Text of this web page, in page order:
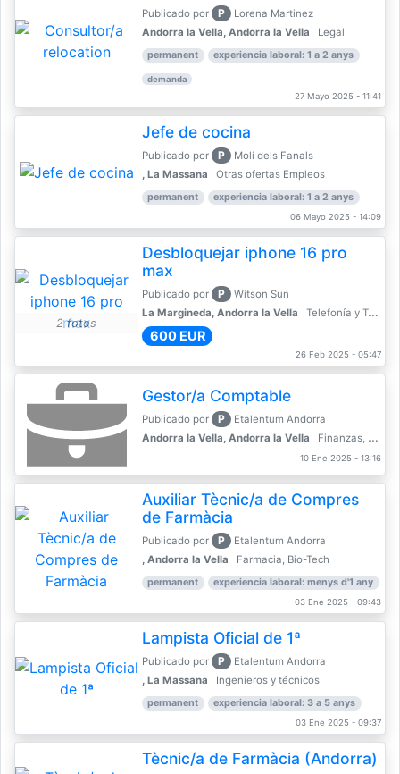
Publicado por P
Lorena Martinez
Andorra la Vella, Andorra la Vella
Legal
permanent experiencia laboral: 1 a 2 anys
demanda
27 Mayo 2025 - 11:41
Jefe de cocina
Publicado por P
Molí dels Fanals
, La Massana
Otras ofertas Empleos
permanent experiencia laboral: 1 a 2 anys
06 Mayo 2025 - 14:09
2 fotos
Desbloquejar iphone 16 pro
max
Publicado por P
Witson Sun
La Margineda, Andorra la Vella
Telefonía y Telecomunicaciones
600 EUR
26 Feb 2025 - 05:47
Gestor/a Comptable
Publicado por P
Etalentum Andorra
Andorra la Vella, Andorra la Vella
Finanzas, Contabilidad, Banca
10 Ene 2025 - 13:16
Auxiliar Tècnic/a de Compres
de Farmàcia
Publicado por P
Etalentum Andorra
, Andorra la Vella
Farmacia, Bio-Tech
permanent experiencia laboral: menys d'1 any
03 Ene 2025 - 09:43
Lampista Oficial de 1ª
Publicado por P
Etalentum Andorra
, La Massana
Ingenieros y técnicos
permanent experiencia laboral: 3 a 5 anys
03 Ene 2025 - 09:37
Tècnic/a de Farmàcia (Andorra)